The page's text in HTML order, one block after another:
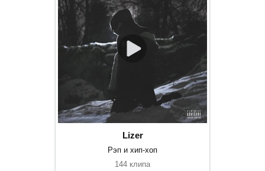
Lizer
Рэп и хип-хоп
144 клипа